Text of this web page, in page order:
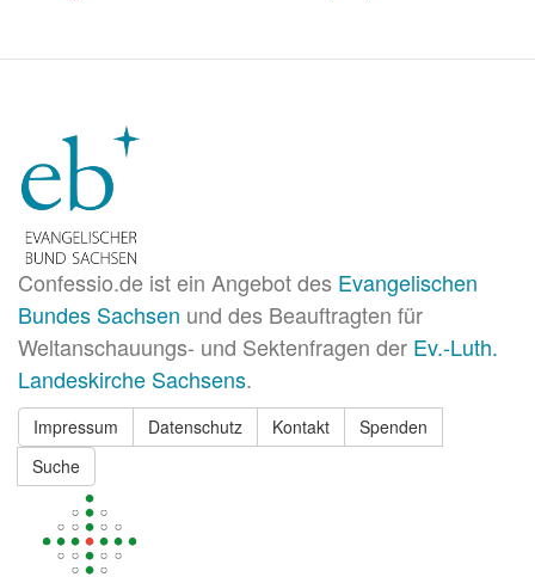
Confessio.de ist ein Angebot des Evangelischen
Bundes Sachsen und des Beauftragten für
Weltanschauungs- und Sektenfragen der Ev.-Luth.
Landeskirche Sachsens.
Impressum Datenschutz Kontakt
Spenden
Suche